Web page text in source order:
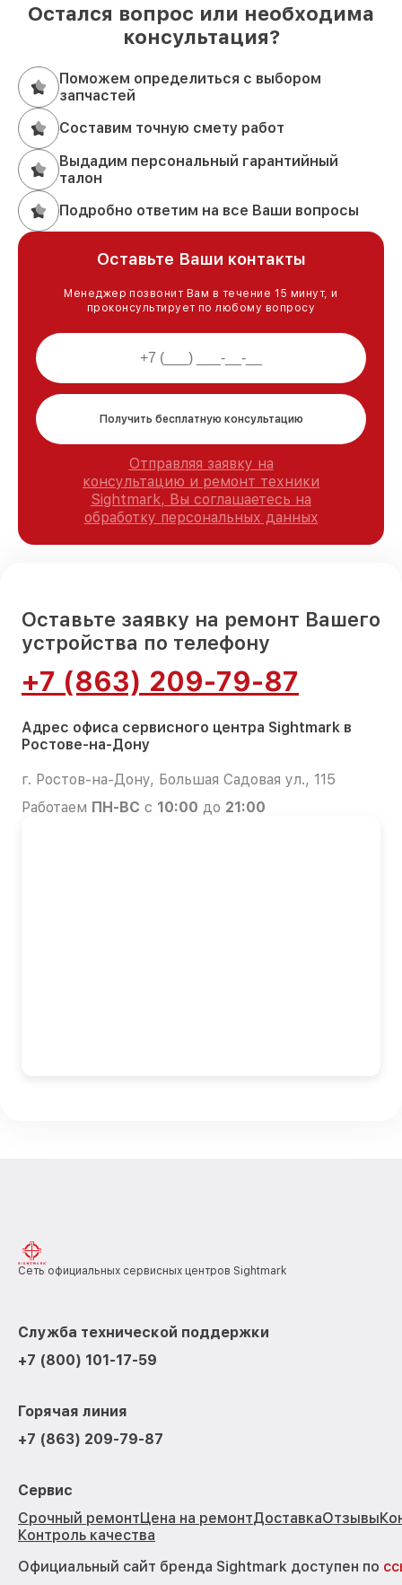
Остался вопрос или необходима
консультация?
Поможем определиться с выбором
запчастей
Составим точную смету работ
Выдадим персональный гарантийный
талон
Подробно ответим на все Ваши вопросы
Оставьте Ваши контакты
Менеджер позвонит Вам в течение 15 минут, и
проконсультирует по любому вопросу
Получить бесплатную консультацию
Отправляя заявку на
консультацию и ремонт техники
Sightmark, Вы соглашаетесь на
обработку персональных данных
Оставьте заявку на ремонт Вашего
устройства по телефону
+7 (863) 209-79-87
Адрес офиса сервисного центра Sightmark в
Ростове-на-Дону
г. Ростов-на-Дону, Большая Садовая ул., 115
Работаем ПН-ВС с 10:00 до 21:00
Сеть официальных сервисных центров Sightmark
Служба технической поддержки
+7 (800) 101-17-59
Горячая линия
+7 (863) 209-79-87
Сервис
Срочный ремонтЦена на ремонтДоставкаОтзывы
Контроль качества
Официальный сайт бренда Sightmark доступен по